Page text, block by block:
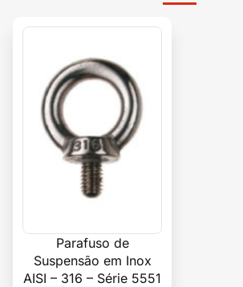
Parafuso de
Suspensão em Inox
AISI – 316 – Série 5551